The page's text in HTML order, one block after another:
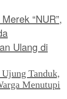
“NUR”,
Ulang di